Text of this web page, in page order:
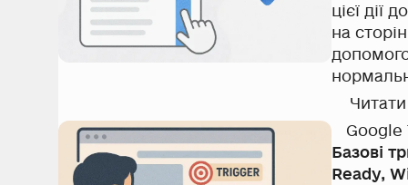
цієї дії
на
Читати
Google
Базові
Ready,